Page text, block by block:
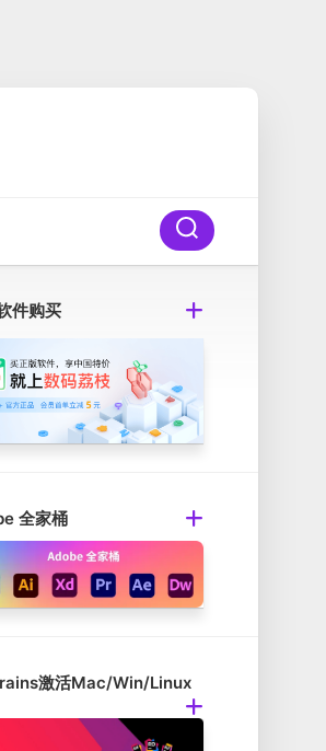
件购买
全家桶
激活Mac/Win/Linux